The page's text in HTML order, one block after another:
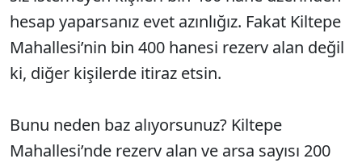
hesap yaparsanız evet azınlığız. Fakat Kiltepe
Mahallesi’nin bin 400 hanesi rezerv alan değil
ki, diğer kişilerde itiraz etsin.
Bunu neden baz alıyorsunuz? Kiltepe
Mahallesi’nde rezerv alan ve arsa sayısı 200